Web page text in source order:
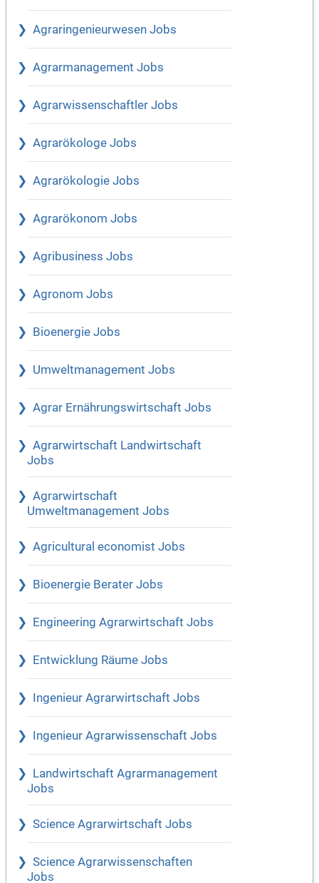
Agraringenieurwesen Jobs
Agrarmanagement Jobs
Agrarwissenschaftler Jobs
Agrarökologe Jobs
Agrarökologie Jobs
Agrarökonom Jobs
Agribusiness Jobs
Agronom Jobs
Bioenergie Jobs
Umweltmanagement Jobs
Agrar Ernährungswirtschaft Jobs
Agrarwirtschaft Landwirtschaft
Jobs
Agrarwirtschaft
Umweltmanagement Jobs
Agricultural economist Jobs
Bioenergie Berater Jobs
Engineering Agrarwirtschaft Jobs
Entwicklung Räume Jobs
Ingenieur Agrarwirtschaft Jobs
Ingenieur Agrarwissenschaft Jobs
Landwirtschaft Agrarmanagement
Jobs
Science Agrarwirtschaft Jobs
Science Agrarwissenschaften
Jobs